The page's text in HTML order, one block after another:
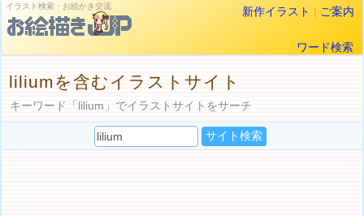
イラスト検索・お絵かき交流 新作イラスト | ご案内
ワード検索
liliumを含むイラストサイト
キーワード「lilium」でイラストサイトをサーチ